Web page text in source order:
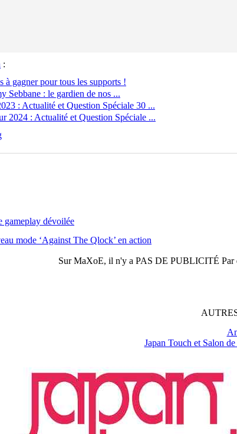
:
gagner pour tous les supports !
Sebbane : le gardien de nos ...
: Actualité et Question Spéciale 30 ...
2024 : Actualité et Question Spéciale ...
dévoilée
mode ‘Against The Qlock’ en action
SurMaXoE, il n'y a PAS DE PUBLICITÉ Par
Japan Touch et Salon